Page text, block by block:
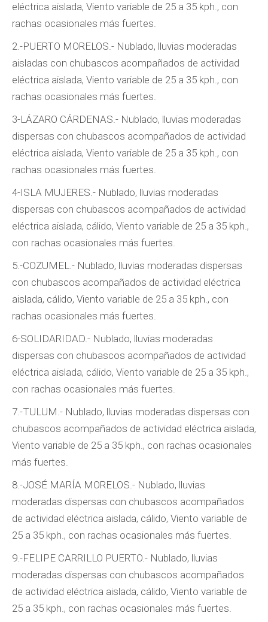
eléctrica aislada, Viento variable de 25 a 35 kph., con
rachas ocasionales más fuertes.
2.-PUERTO MORELOS.- Nublado, lluvias moderadas
aisladas con chubascos acompañados de actividad
eléctrica aislada, Viento variable de 25 a 35 kph., con
rachas ocasionales más fuertes.
3-LÁZARO CÁRDENAS.- Nublado, lluvias moderadas
dispersas con chubascos acompañados de actividad
eléctrica aislada, Viento variable de 25 a 35 kph., con
rachas ocasionales más fuertes.
4-ISLA MUJERES.- Nublado, lluvias moderadas
dispersas con chubascos acompañados de actividad
eléctrica aislada, cálido, Viento variable de 25 a 35 kph.,
con rachas ocasionales más fuertes.
5.-COZUMEL.- Nublado, lluvias moderadas dispersas
con chubascos acompañados de actividad eléctrica
aislada, cálido, Viento variable de 25 a 35 kph., con
rachas ocasionales más fuertes.
6-SOLIDARIDAD.- Nublado, lluvias moderadas
dispersas con chubascos acompañados de actividad
eléctrica aislada, cálido, Viento variable de 25 a 35 kph.,
con rachas ocasionales más fuertes.
7.-TULUM.- Nublado, lluvias moderadas dispersas con
chubascos acompañados de actividad eléctrica aislada,
Viento variable de 25 a 35 kph., con rachas ocasionales
más fuertes.
8.-JOSÉ MARÍA MORELOS.- Nublado, lluvias
moderadas dispersas con chubascos acompañados
de actividad eléctrica aislada, cálido, Viento variable de
25 a 35 kph., con rachas ocasionales más fuertes.
9.-FELIPE CARRILLO PUERTO.- Nublado, lluvias
moderadas dispersas con chubascos acompañados
de actividad eléctrica aislada, cálido, Viento variable de
25 a 35 kph., con rachas ocasionales más fuertes.